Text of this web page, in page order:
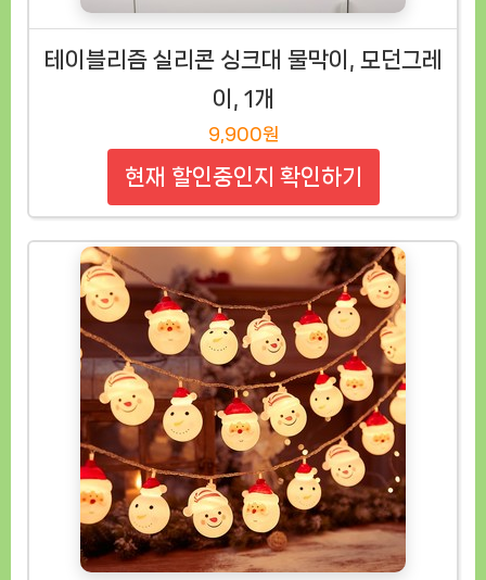
테이블리즘 실리콘 싱크대 물막이, 모던그레
이, 1개
9,900원
현재 할인중인지 확인하기